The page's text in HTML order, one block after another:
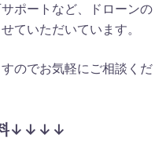
ポートなど、ドローンの
ていただいています。
のでお気軽にご相談くだ
料↓↓↓↓